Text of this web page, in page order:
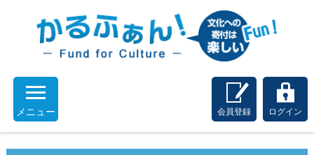
メニュー 会員登録 ログイン